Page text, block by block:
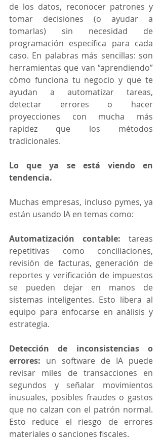
de los datos, reconocer patrones y
tomar decisiones (o ayudar a
tomarlas) sin necesidad de
programación específica para cada
caso. En palabras más sencillas: son
herramientas que van “aprendiendo”
cómo funciona tu negocio y que te
ayudan a automatizar tareas,
detectar errores o hacer
proyecciones con mucha más
rapidez que los métodos
tradicionales.
Lo que ya se está viendo en
tendencia.
Muchas empresas, incluso pymes, ya
están usando IA en temas como:
Automatización contable: tareas
repetitivas como conciliaciones,
revisión de facturas, generación de
reportes y verificación de impuestos
se pueden dejar en manos de
sistemas inteligentes. Esto libera al
equipo para enfocarse en análisis y
estrategia.
Detección de inconsistencias o
errores: un software de IA puede
revisar miles de transacciones en
segundos y señalar movimientos
inusuales, posibles fraudes o gastos
que no calzan con el patrón normal.
Esto reduce el riesgo de errores
materiales o sanciones fiscales.